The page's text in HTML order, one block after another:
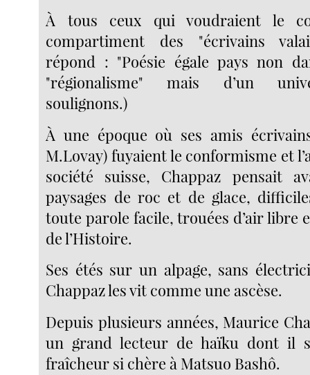
À tous ceux qui voudraient le
compartiment des "écrivains
répond : "Poésie égale pays non
"régionalisme" mais d’un
soulignons.)
À une époque où ses amis
M.Lovay) fuyaient le conformisme et
société suisse, Chappaz pensait
paysages de roc et de glace,
toute parole facile, trouées d’air libre
de l’Histoire.
Ses étés sur un alpage, sans
Chappaz les vit comme une ascèse.
Depuis plusieurs années, Maurice
un grand lecteur de haïku dont il
fraîcheur si chère à Matsuo Bashô.